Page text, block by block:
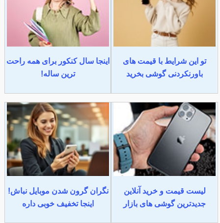
تو این شرایط با قیمت های
باورنکردنی گوشی بخرید
اینجا سال کنکور برای همه راحت
ترین ساله!
لیست قیمت و خرید آنلاین
جدیدترین گوشی های بازار
نگران گرون شدن موبایل نباش!
اینجا تخفیف خوبی داره